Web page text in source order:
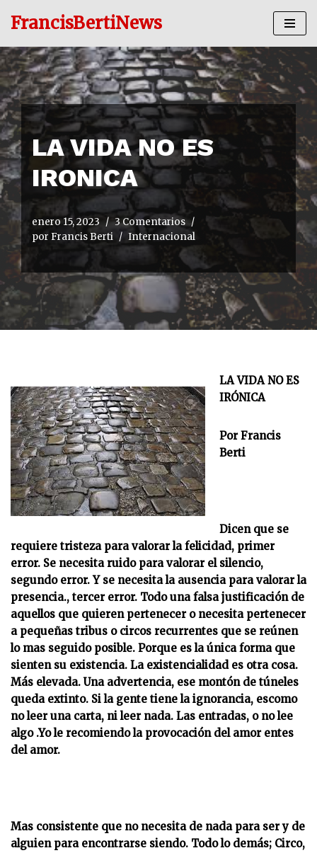
al
contenido
FrancisBertiNews
LA VIDA NO ES
IRONICA
enero 15, 2023
3 Comentarios
por Francis Berti Internacional
LA VIDA NO ES
IRÓNICA
Por Francis
Berti
Dicen que se
requiere tristeza para valorar la felicidad, primer
error. Se necesita ruido para valorar el silencio,
segundo error. Y se necesita la ausencia para valorar la
presencia., tercer error. Todo una falsa justificación de
aquellos que quieren pertenecer o necesita pertenecer
a pequeñas tribus o circos recurrentes que se reúnen
lo mas seguido posible. Porque es la única forma que
sienten su existencia. La existencialidad es otra cosa.
Más elevada. Una advertencia, ese montón de túneles
queda extinto. Si la gente tiene la ignorancia, escomo
no leer una carta, ni leer nada. Las entradas, o no lee
algo .Yo le recomiendo la provocación del amor entes
del amor.
Mas consistente que no necesita de nada para ser y de
alguien para encontrarse siendo. Todo lo demás; Circo,